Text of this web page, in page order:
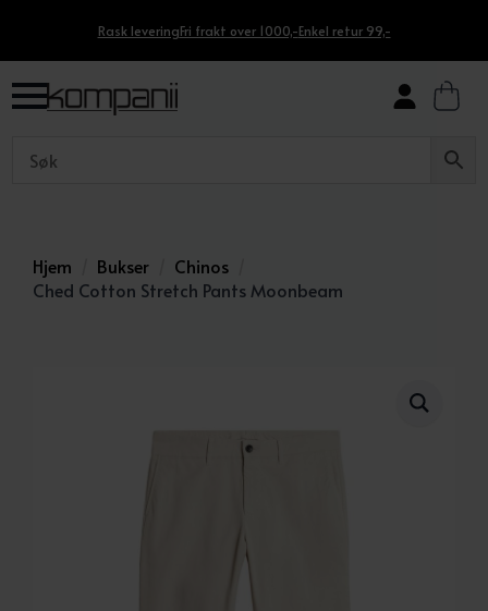
Rask leveringFri frakt over 1000,-Enkel retur 99,-
Hjem Bukser
Chinos
Ched Cotton Stretch Pants Moonbeam